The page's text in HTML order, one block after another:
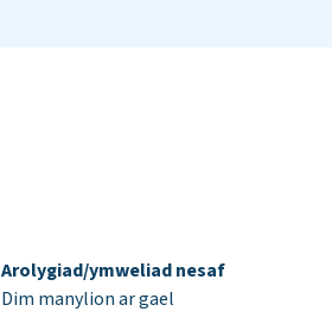
Arolygiad/ymweliad nesaf
Dim manylion ar gael